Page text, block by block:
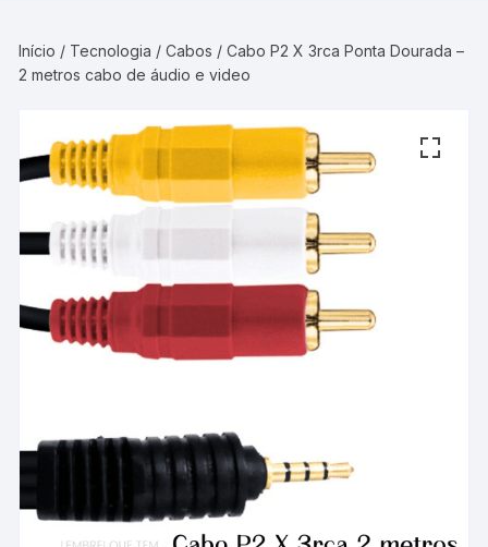
Início / Tecnologia /Cabos / Cabo P2 X 3rca Ponta Dourada –
2 metros cabo de áudio e video